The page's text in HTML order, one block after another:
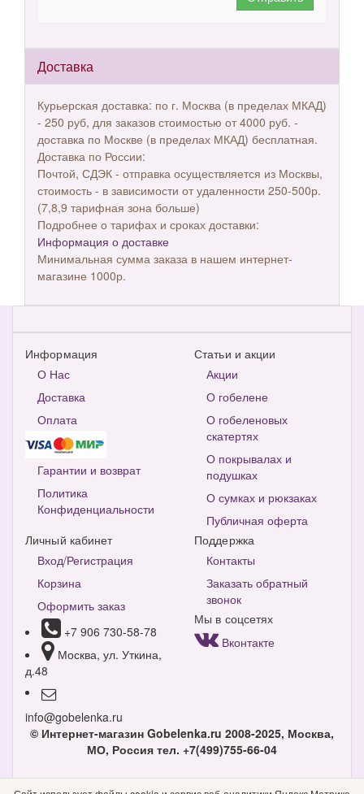
Доставка
Курьерская доставка: по г. Москва (в пределах МКАД)
- 250 руб, для заказов стоимостью от 4000 руб. -
доставка по Москве (в пределах МКАД) бесплатная.
Доставка по России:
Почтой, СДЭК - отправка осуществляется из Москвы,
стоимость - в зависимости от удаленности 250-500р.
(7,8,9 тарифная зона больше)
Подробнее о тарифах и сроках доставки:
Информация о доставке
Минимальная сумма заказа в нашем интернет-
магазине 1000р.
Информация
О Нас
Доставка
Оплата
Гарантии и возврат
Политика
Конфиденциальности
Статьи и акции
Акции
О гобелене
О гобеленовых
скатертях
О покрывалах и
подушках
О сумках и рюкзаках
Публичная оферта
Личный кабинет
Вход/Регистрация
Корзина
Оформить заказ
+7 906 730-58-78
Москва, ул. Уткина,
д.48
info@gobelenka.ru
Поддержка
Контакты
Заказать обратный
звонок
Мы в соцсетях
Вконтакте
© Интернет-магазин Gobelenka.ru 2008-2025, Москва,
МО, Россия тел. +7(499)755-66-04
Версия для компьютера